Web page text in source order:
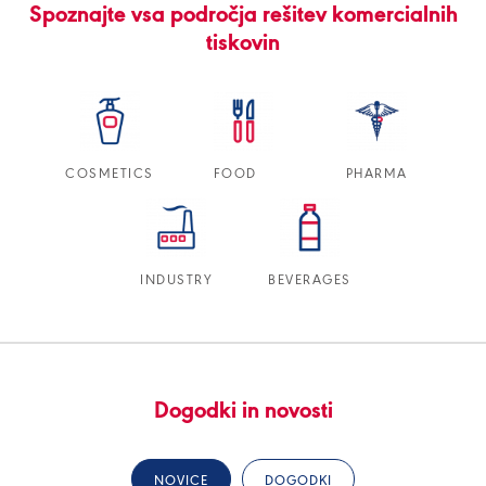
Spoznajte vsa področja rešitev komercialnih
tiskovin
COSMETICS FOOD PHARMA
INDUSTRY BEVERAGES
Dogodki in novosti
NOVICE DOGODKI